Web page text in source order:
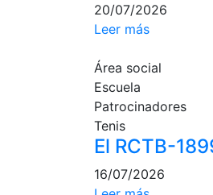
20/07/2026
Leer más
Área social
Escuela
Patrocinadores
Tenis
El RCTB-
16/07/2026